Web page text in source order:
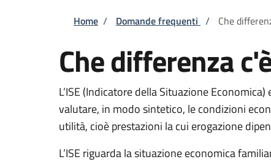
Briciole di pane
Home / Domande frequenti / Che
Che differenza
L’ISE (Indicatore della Situazione
valutare, in modo sintetico, le condizioni
utilità, cioè prestazioni la cui erogazione
L’ISE riguarda la situazione economica